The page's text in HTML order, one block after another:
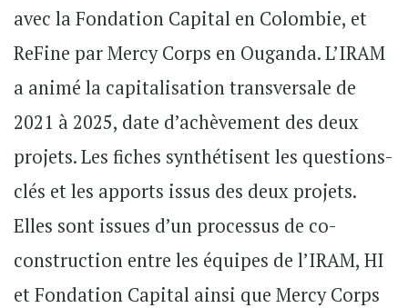
avec la Fondation Capital en Colombie, et
ReFine par Mercy Corps en Ouganda. L’IRAM
a animé la capitalisation transversale de
2021 à 2025, date d’achèvement des deux
projets. Les fiches synthétisent les questions-
clés et les apports issus des deux projets.
Elles sont issues d’un processus de co-
construction entre les équipes de l’IRAM, HI
et Fondation Capital ainsi que Mercy Corps